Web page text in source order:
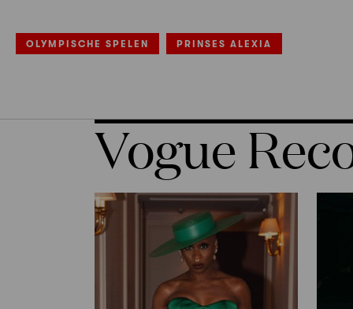
OLYMPISCHE SPELEN PRINSES ALEXIA
Vogue